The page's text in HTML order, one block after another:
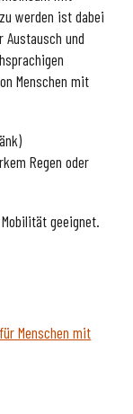
werden ist dabei
und
Menschen mit
Regen oder
geeignet.
Menschen mit